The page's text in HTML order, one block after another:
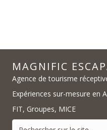
MAGNIFIC
Agence de tourisme
Expériences sur-mesure en
FIT, Groupes, MICE